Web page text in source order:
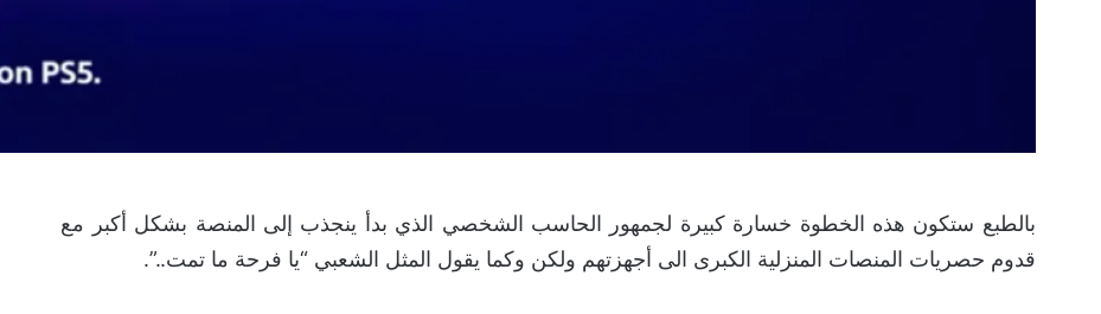
بالطبع ستكون هذه الخطوة خسارة كبيرة لجمهور الحاسب الشخصي الذي بدأ ينجذب إلى المنصة بشكل أكبر مع
قدوم حصريات المنصات المنزلية الكبرى الى أجهزتهم ولكن وكما يقول المثل الشعبي “يا فرحة ما تمت..”.